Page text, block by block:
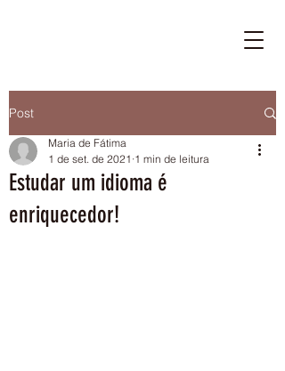
Post
Estudar um idioma é
enriquecedor!
Maria de Fátima
1 de set. de 2021 1 min de leitura